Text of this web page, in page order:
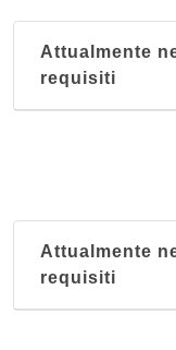
Attualmente
requisiti
Attualmente
requisiti